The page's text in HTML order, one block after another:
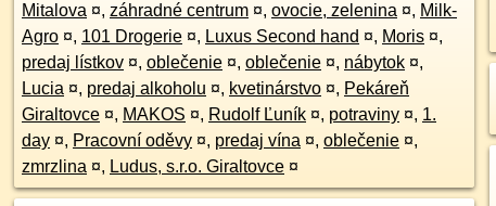
Mitalova ¤, záhradné centrum ¤, ovocie, zelenina ¤, Milk-
Agro ¤, 101 Drogerie ¤, Luxus Second hand ¤, Moris ¤,
predaj lístkov ¤, oblečenie ¤, oblečenie ¤, nábytok ¤,
Lucia ¤, predaj alkoholu ¤, kvetinárstvo ¤, Pekáreň
Giraltovce ¤, MAKOS ¤, Rudolf Ľuník ¤, potraviny ¤, 1.
day ¤, Pracovní oděvy ¤, predaj vína ¤, oblečenie ¤,
zmrzlina ¤, Ludus, s.r.o. Giraltovce ¤